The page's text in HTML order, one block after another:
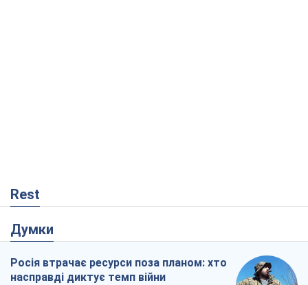
Rest
Думки
Росія втрачає ресурси поза планом: хто
насправді диктує темп війни